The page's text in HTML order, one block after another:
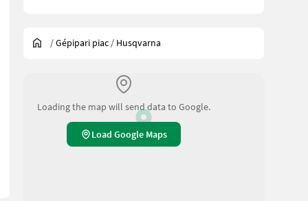
/Gépipari piac / Husqvarna
Loading the map will send data to Google.
Load Google Maps